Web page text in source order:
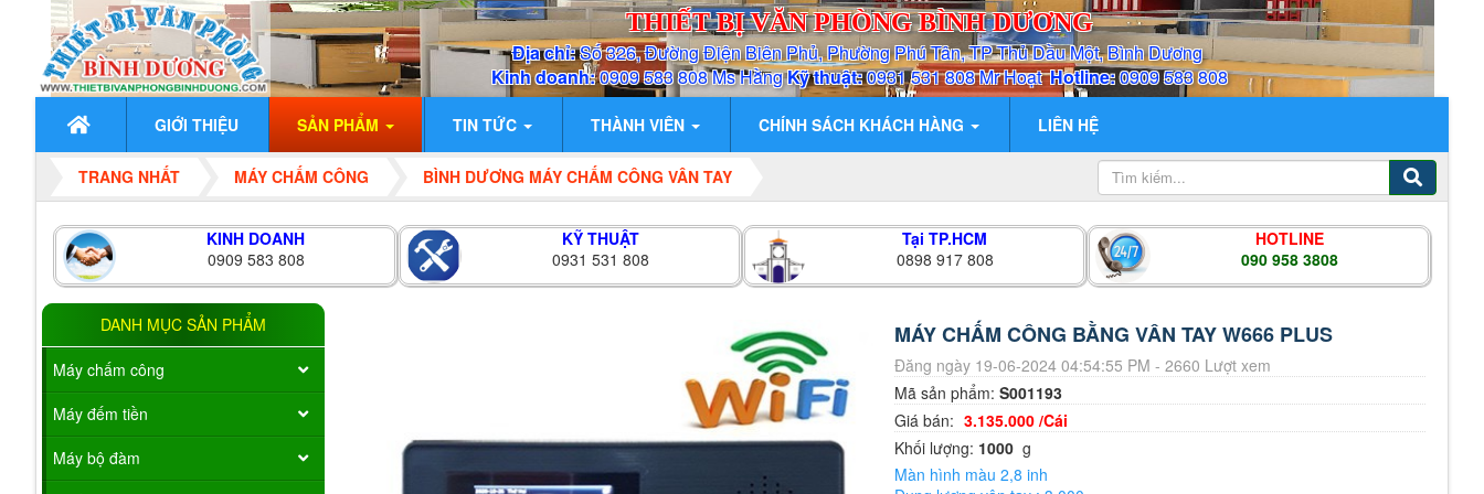
THIẾT BỊ VĂN PHÒNG BÌNH DƯƠNG
Địa chỉ:Số 326, Đường Điện Biên Phủ, Phường Phú Tân, TP Thủ Dầu Một, Bình Dương
Kinh doanh:0909 583 808 Ms HằngKỹ thuật:0931 531 808 Mr HoạtHotline:0909 583 808
GIỚI THIỆU SẢN PHẨM TIN TỨC THÀNH VIÊN CHÍNH SÁCH KHÁCH HÀNG LIÊN HỆ
TRANG NHẤT MÁY CHẤM CÔNG BÌNH DƯƠNG MÁY CHẤM CÔNG VÂN TAY
KINH DOANH
0909 583 808
KỸ THUẬT
0931 531 808
Tại TP.HCM
0898 917 808
HOTLINE
090 958 3808
MÁY CHẤM CÔNG BẰNG VÂN TAY W666 PLUS
Đăng ngày 19-06-2024 04:54:55 PM - 2660 Lượt xem
Mã sản phẩm:S001193
Giá bán: 3.135.000 /Cái
Khối lượng: 1000 g
Màn hình màu 2,8 inh
DANH MỤC SẢN PHẨM
Máy chấm công
Máy đếm tiền
Máy bộ đàm